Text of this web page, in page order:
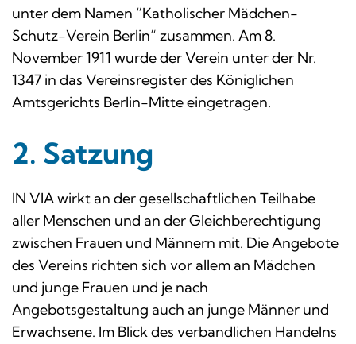
unter dem Namen “Katholischer Mädchen-
Schutz-Verein Berlin“ zusammen. Am 8.
November 1911 wurde der Verein unter der Nr.
1347 in das Vereinsregister des Königlichen
Amtsgerichts Berlin-Mitte eingetragen.
2. Satzung
IN VIA wirkt an der gesellschaftlichen Teilhabe
aller Menschen und an der Gleichberechtigung
zwischen Frauen und Männern mit. Die Angebote
des Vereins richten sich vor allem an Mädchen
und junge Frauen und je nach
Angebotsgestaltung auch an junge Männer und
Erwachsene. Im Blick des verbandlichen Handelns